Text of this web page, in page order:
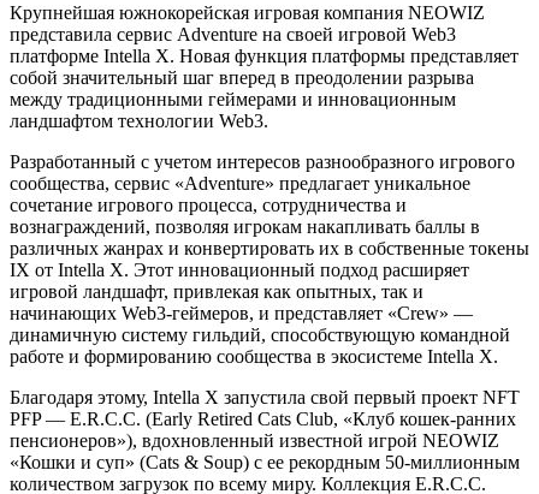
Крупнейшая южнокорейская игровая компания NEOWIZ
представила сервис Adventure на своей игровой Web3
платформе Intella X. Новая функция платформы представляет
собой значительный шаг вперед в преодолении разрыва
между традиционными геймерами и инновационным
ландшафтом технологии Web3.
Разработанный с учетом интересов разнообразного игрового
сообщества, сервис «Adventure» предлагает уникальное
сочетание игрового процесса, сотрудничества и
вознаграждений, позволяя игрокам накапливать баллы в
различных жанрах и конвертировать их в собственные токены
IX от Intella X. Этот инновационный подход расширяет
игровой ландшафт, привлекая как опытных, так и
начинающих Web3-геймеров, и представляет «Crew» —
динамичную систему гильдий, способствующую командной
работе и формированию сообщества в экосистеме Intella X.
Благодаря этому, Intella X запустила свой первый проект NFT
PFP — E.R.C.C. (Early Retired Cats Club, «Клуб кошек-ранних
пенсионеров»), вдохновленный известной игрой NEOWIZ
«Кошки и суп» (Cats & Soup) с ее рекордным 50-миллионным
количеством загрузок по всему миру. Коллекция E.R.C.C.